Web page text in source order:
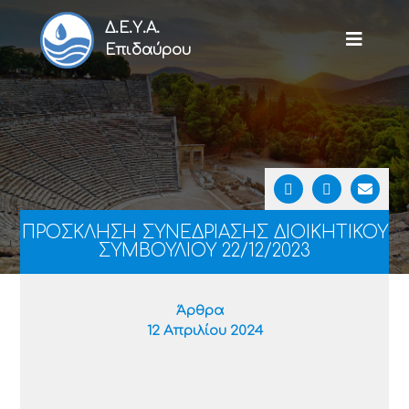
Δ.Ε.Υ.Α.
Επιδαύρου
ΠΡΟΣΚΛΗΣΗ ΣΥΝΕΔΡΙΑΣΗΣ ΔΙΟΙΚΗΤΙΚΟΥ
ΣΥΜΒΟΥΛΙΟΥ 22/12/2023
Άρθρα
12 Απριλίου 2024